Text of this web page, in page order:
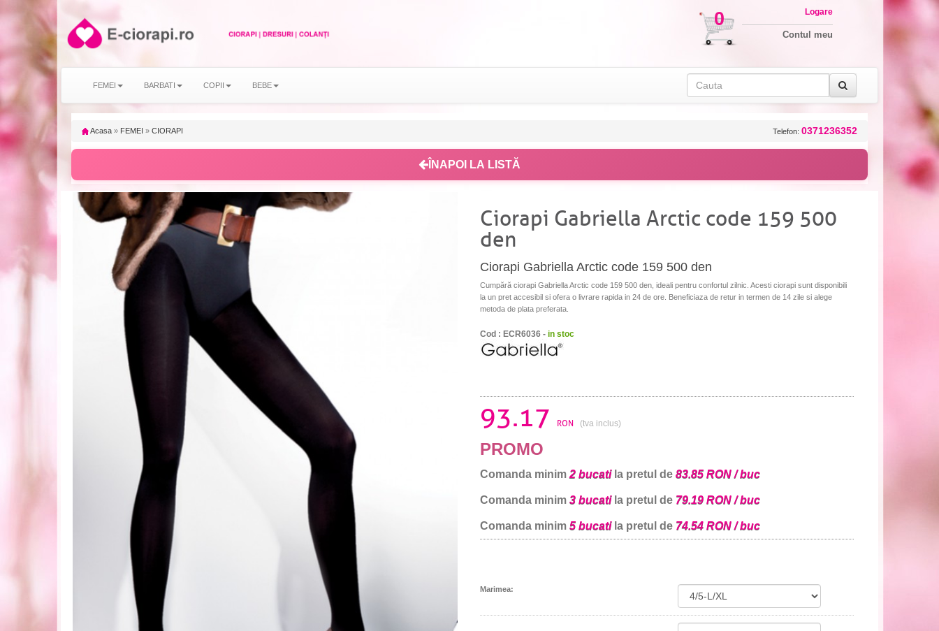
0 Logare
Contul meu
FEMEI BARBATI COPII BEBE
Acasa » FEMEI » CIORAPI Telefon: 0371236352
ÎNAPOI LA LISTĂ
Ciorapi Gabriella Arctic code 159 500
den
Ciorapi Gabriella Arctic code 159 500 den
Cumpără ciorapi Gabriella Arctic code 159 500 den, ideali pentru confortul zilnic. Acesti ciorapi sunt disponibili
la un pret accesibil si ofera o livrare rapida in 24 de ore. Beneficiaza de retur in termen de 14 zile si alege
metoda de plata preferata.
Cod : ECR6036 - in stoc
93.17 RON (tva inclus)
PROMO
Comanda minim 2 bucatila pretul de 83.85 RON / buc
Comanda minim 3 bucatila pretul de 79.19 RON / buc
Comanda minim 5 bucatila pretul de 74.54 RON / buc
Marimea: